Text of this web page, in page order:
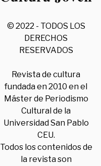
© 2022 - TODOS LOS
DERECHOS
RESERVADOS
Revista de cultura
fundada en 2010 en el
Máster de Periodismo
Cultural de la
Universidad San Pablo
CEU.
Todos los contenidos de
la revista son